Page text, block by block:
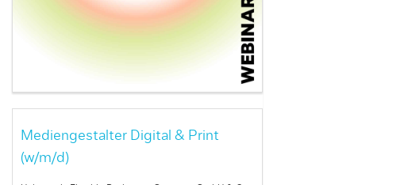
Mediengestalter Digital & Print
(w/m/d)